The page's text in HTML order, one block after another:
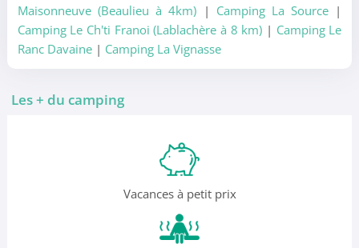
Maisonneuve (Beaulieu à 4km) | Camping La Source |
Camping Le Ch'ti Franoi (Lablachère à 8 km) | Camping Le
Ranc Davaine| Camping La Vignasse
Les + du camping
Vacances à petit prix